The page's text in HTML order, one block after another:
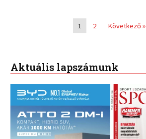
1 2 Következő »
Aktuális lapszámunk